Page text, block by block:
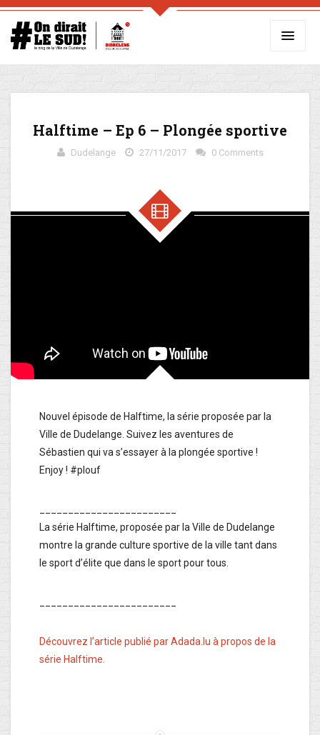
Halftime – Ep 6 – Plongée sportive
Dudelange 27/11/2017 0 Comments
Nouvel épisode de Halftime, la série proposée par la
Ville de Dudelange. Suivez les aventures de
Sébastien qui va s’essayer à la plongée sportive !
Enjoy ! #plouf
La série Halftime, proposée par la Ville de Dudelange
montre la grande culture sportive de la ville tant dans
le sport d’élite que dans le sport pour tous.
Découvrez l’article publié par Adada.lu à propos de la
série Halftime.